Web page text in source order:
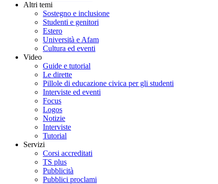
Altri temi
Sostegno e inclusione
Studenti e genitori
Estero
Università e Afam
Cultura ed eventi
Video
Guide e tutorial
Le dirette
Pillole di educazione civica per gli studenti
Interviste ed eventi
Focus
Logos
Notizie
Interviste
Tutorial
Servizi
Corsi accreditati
TS plus
Pubblicità
Pubblici proclami